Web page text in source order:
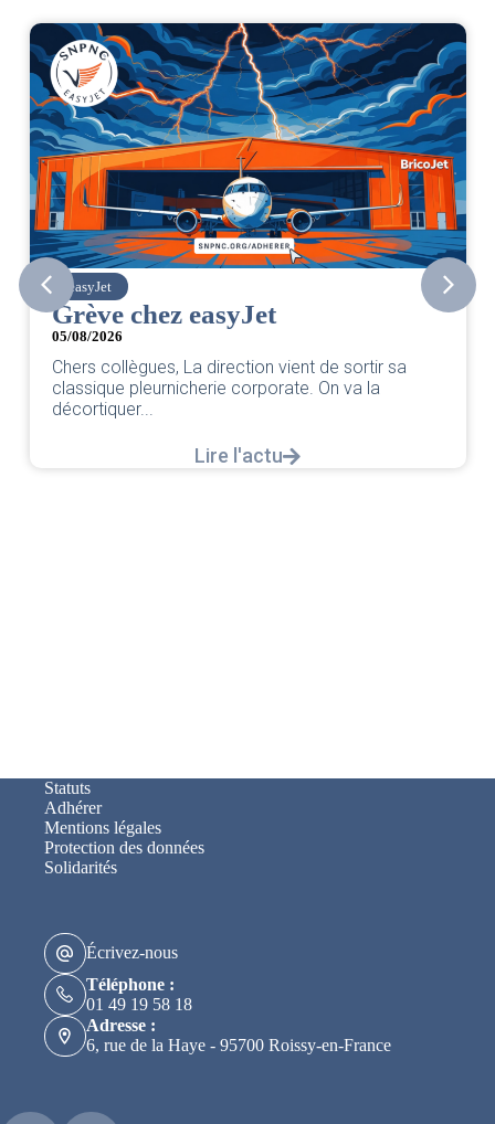
chez easyJet
2026
collègues, La direction vient de sortir sa
pleurnicherie corporate. On va la
Lire l'actu
Statuts
Adhérer
Mentions légales
Protection des données
Solidarités
Écrivez-nous
Téléphone :
01 49 19 58 18
Adresse :
6, rue de la Haye - 95700 Roissy-en-France